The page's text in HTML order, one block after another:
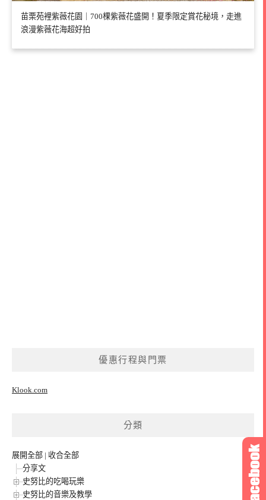
苗栗苑裡紫薇花園｜700棵紫薇花盛開！夏季限定賞花秘境，走進
浪漫紫薇花海超好拍
優惠行程與門票
Klook.com
分類
展開全部 | 收合全部
分享文
史努比的吃喝玩樂
史努比的音樂及教學